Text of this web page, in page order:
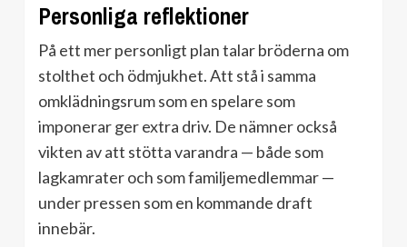
Personliga reflektioner
På ett mer personligt plan talar bröderna om
stolthet och ödmjukhet. Att stå i samma
omklädningsrum som en spelare som
imponerar ger extra driv. De nämner också
vikten av att stötta varandra — både som
lagkamrater och som familjemedlemmar —
under pressen som en kommande draft
innebär.